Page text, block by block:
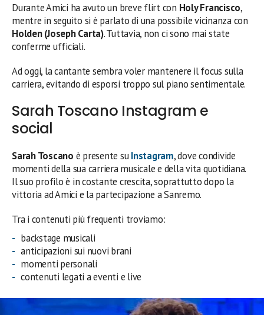
Durante Amici ha avuto un breve flirt con Holy Francisco,
mentre in seguito si è parlato di una possibile vicinanza con
Holden (Joseph Carta). Tuttavia, non ci sono mai state
conferme ufficiali.
Ad oggi, la cantante sembra voler mantenere il focus sulla
carriera, evitando di esporsi troppo sul piano sentimentale.
Sarah Toscano Instagram e
social
Sarah Toscano è presente suInstagram, dove condivide
momenti della sua carriera musicale e della vita quotidiana.
Il suo profilo è in costante crescita, soprattutto dopo la
vittoria ad Amici e la partecipazione a Sanremo.
Tra i contenuti più frequenti troviamo:
backstage musicali
anticipazioni sui nuovi brani
momenti personali
contenuti legati a eventi e live